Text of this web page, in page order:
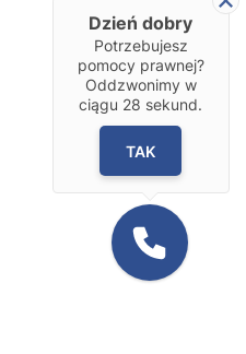
Dzień dobry
Potrzebujesz
pomocy prawnej?
Oddzwonimy w
ciągu 28 sekund.
TAK